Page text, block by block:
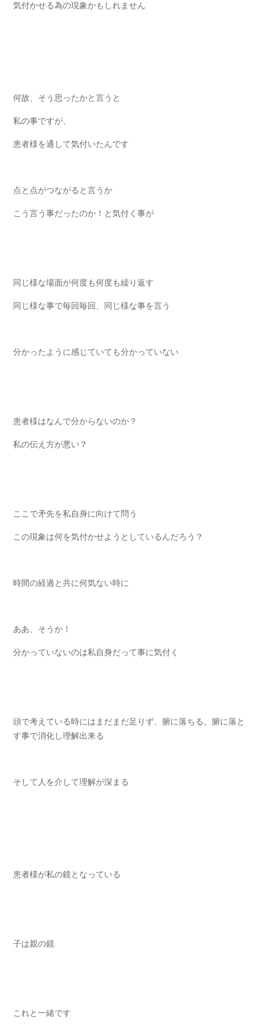
気付かせる為の現象かもしれません
何故、そう思ったかと言うと
私の事ですが、
患者様を通して気付いたんです
点と点がつながると言うか
こう言う事だったのか！と気付く事が
同じ様な場面が何度も何度も繰り返す
同じ様な事で毎回毎回、同じ様な事を言う
分かったように感じていても分かっていない
患者様はなんで分からないのか？
私の伝え方が悪い？
ここで矛先を私自身に向けて問う
この現象は何を気付かせようとしているんだろう？
時間の経過と共に何気ない時に
ああ、そうか！
分かっていないのは私自身だって事に気付く
頭で考えている時にはまだまだ足りず、腑に落ちる、腑に落と
す事で消化し理解出来る
そして人を介して理解が深まる
患者様が私の鏡となっている
子は親の鏡
これと一緒です